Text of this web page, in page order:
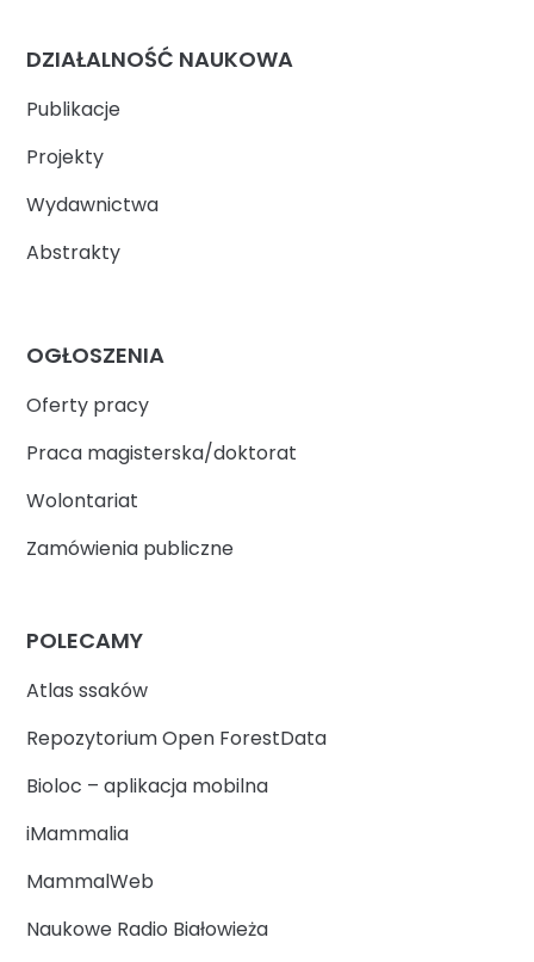
DZIAŁALNOŚĆ NAUKOWA
Publikacje
Projekty
Wydawnictwa
Abstrakty
OGŁOSZENIA
Oferty pracy
Praca magisterska/doktorat
Wolontariat
Zamówienia publiczne
POLECAMY
Atlas ssaków
Repozytorium Open ForestData
Bioloc – aplikacja mobilna
iMammalia
MammalWeb
Naukowe Radio Białowieża